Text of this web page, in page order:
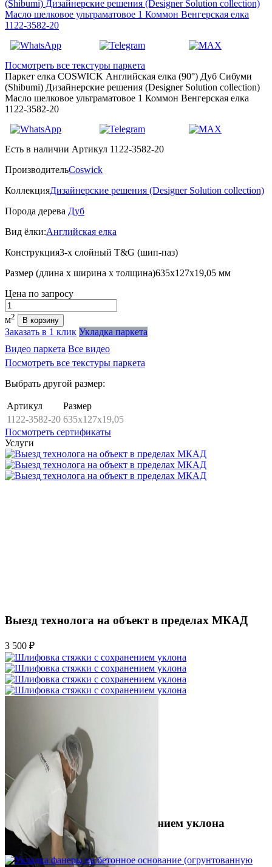
Посмотреть все текстуры паркета
Паркет елка COSWICK Английская елка (90°) Дуб Сибуми
(Shibumi) Дизайнерские решения (Designer Solution collection)
Масло шелковое ультраматовое 1 Коммон Венгерская елка
1122-3582-20
Есть в наличии Артикул 1122-3582-20
ПроизводительCoswick
КоллекцияДизайнерские решения (Designer Solution collection)
Порода дерева Дуб
Вид ёлки:Английская елка
Конструкция3-х слойный T&G (шип-паз)
Размер (длина х ширина х толщина)635х127х19,05 мм
Цена по запросу
Количество
м2 В корзину
Заказать в 1 клик Укладка паркета
Видео паркета Все видео
Посмотреть все текстуры паркета
Выбрать другой размер:
Артикул
Размер
1122-3582-20 635x127x19,05
Посмотреть сертификаты
Услуги
Выезд технолога на объект в пределах МКАД
3 500 ₽
Шлифовка стяжки с сохранением уклона
1 500 ₽